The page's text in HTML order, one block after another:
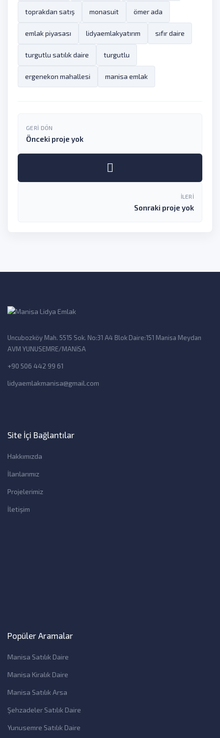
toprakdan satış monasuit ömer ada
emlak piyasası lidyaemlakyatırım sıfır daire
turgutlu satılık daire turgutlu
ergenekon mahallesi manisa emlak
GERI DÖN
Önceki proje yok
İLERI
Sonraki proje yok
Uncubozköy Mah. 5515 Sok. No:31 A4 Blok Daire:151 Manisa Meydan
AVM YUNUSEMRE/MANİSA
+90 506 442 99 61
lidyaemlakmanisa@gmail.com
Site İçi Bağlantılar
Hakkımızda
İlanlarımız
Projelerimiz
İletişim
Popüler Aramalar
Manisa Satılık Daire
Manisa Kiralık Daire
Manisa Satılık Arsa
Şehzadeler Satılık Daire
Yunusemre Satılık Daire